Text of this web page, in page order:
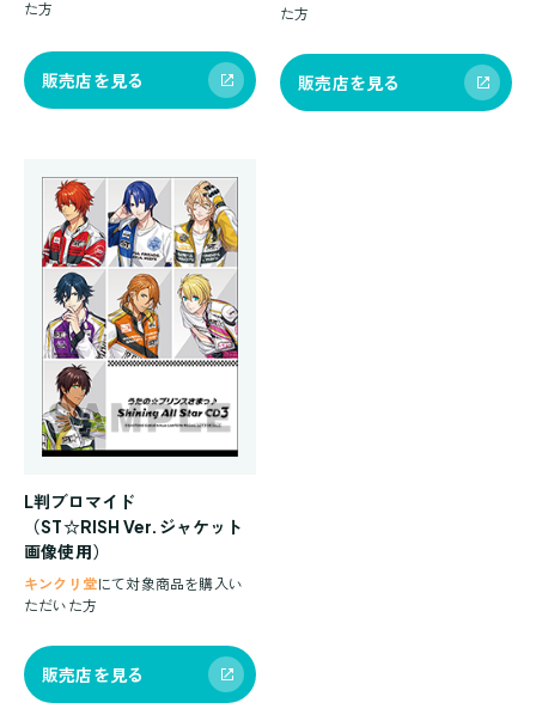
た方
販売店を見る
た方
販売店を見る
L判ブロマイド
（ST☆RISH Ver.ジャケット
画像使用）
キンクリ堂にて対象商品を購入い
ただいた方
販売店を見る